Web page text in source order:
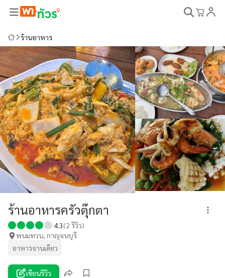
ร้านอาหาร
ร้านอาหารครัวตุ๊กตา
4.3(2 รีวิว)
พนมทวน, กาญจนบุรี
อาหารจานเดียว
เขียนรีวิว